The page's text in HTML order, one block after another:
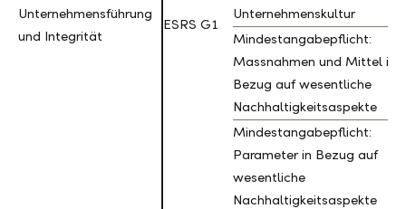
Unternehmensführung
und Integrität
ESRS G1
Unternehmenskultur
Mindestangabepflicht:
Massnahmen und Mittel in
Bezug auf wesentliche
Nachhaltigkeitsaspekte
Mindestangabepflicht:
Parameter in Bezug auf
wesentliche
Nachhaltigkeitsaspekte
Unternehmensführung
und Integrität